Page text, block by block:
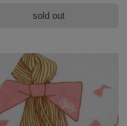
sold out